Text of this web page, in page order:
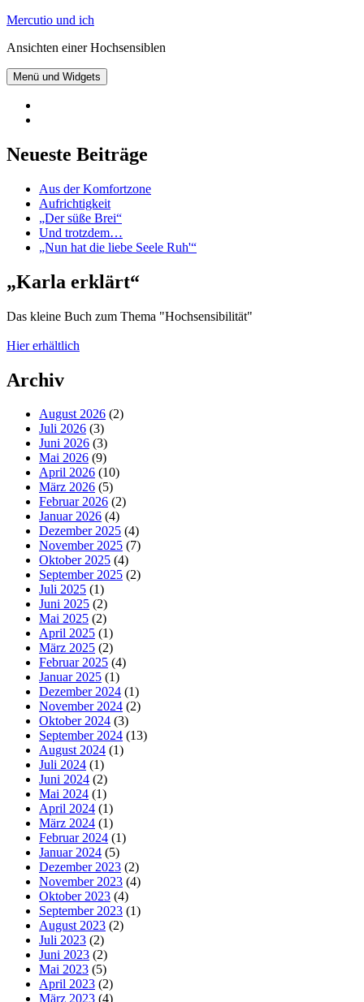
Zum
springen
Mercutio und ich
Ansichten einer Hochsensiblen
Menü und Widgets
Neueste Beiträge
Aus der Komfortzone
Aufrichtigkeit
„Der süße Brei“
Und trotzdem…
„Nun hat die liebe Seele Ruh'“
„Karla erklärt“
Das kleine Buch zum Thema "Hochsensibilität"
Hier erhältlich
Archiv
August 2026 (2)
Juli 2026 (3)
Juni 2026 (3)
Mai 2026 (9)
April 2026 (10)
März 2026 (5)
Februar 2026 (2)
Januar 2026 (4)
Dezember 2025 (4)
November 2025 (7)
Oktober 2025 (4)
September 2025 (2)
Juli 2025 (1)
Juni 2025 (2)
Mai 2025 (2)
April 2025 (1)
März 2025 (2)
Februar 2025 (4)
Januar 2025 (1)
Dezember 2024 (1)
November 2024 (2)
Oktober 2024 (3)
September 2024 (13)
August 2024 (1)
Juli 2024 (1)
Juni 2024 (2)
Mai 2024 (1)
April 2024 (1)
März 2024 (1)
Februar 2024 (1)
Januar 2024 (5)
Dezember 2023 (2)
November 2023 (4)
Oktober 2023 (4)
September 2023 (1)
August 2023 (2)
Juli 2023 (2)
Juni 2023 (2)
Mai 2023 (5)
April 2023 (2)
März 2023 (4)